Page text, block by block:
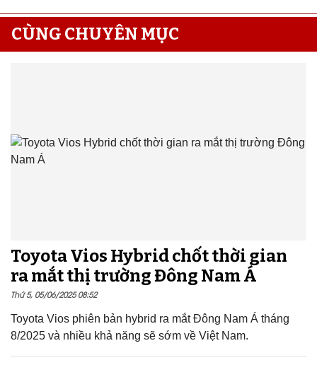
CÙNG CHUYÊN MỤC
Toyota Vios Hybrid chốt thời gian
ra mắt thị trường Đông Nam Á
Thứ 5, 05/06/2025 08:52
Toyota Vios phiên bản hybrid ra mắt Đông Nam Á tháng
8/2025 và nhiều khả năng sẽ sớm về Việt Nam.